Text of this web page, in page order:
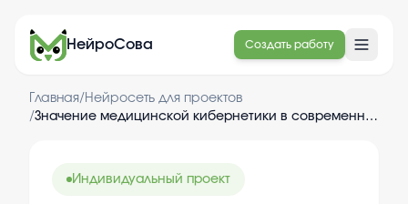
НейроСова Создать работу
Главная/ Нейросеть для проектов
/
Значение медицинской кибернетики в современной жизни
Индивидуальный проект